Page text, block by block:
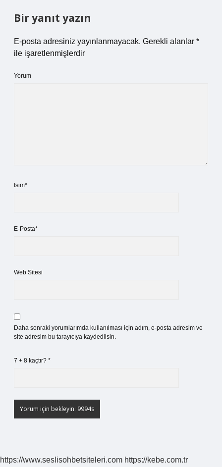
Bir yanıt yazın
E-posta adresiniz yayınlanmayacak. Gerekli alanlar *
ile işaretlenmişlerdir
Yorum
İsim*
E-Posta*
Web Sitesi
Daha sonraki yorumlarımda kullanılması için adım, e-posta adresim ve
site adresim bu tarayıcıya kaydedilsin.
7 + 8 kaçtır? *
https://www.seslisohbetsiteleri.com https://kebe.com.tr